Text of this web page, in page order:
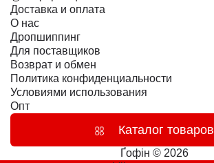
Доставка и оплата
О нас
Дропшиппинг
Для поставщиков
Возврат и обмен
Политика конфиденциальности
Условиями использования
Опт
Каталог товаров
Ґофін © 2026